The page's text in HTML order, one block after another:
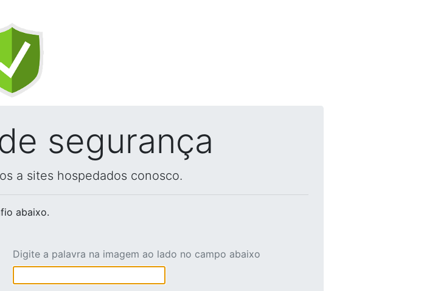
segurança
a sites hospedados conosco.
abaixo.
Digite a palavra na imagem ao lado no campo abaixo